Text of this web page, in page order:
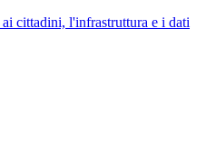
cittadini, l'infrastruttura e i dati